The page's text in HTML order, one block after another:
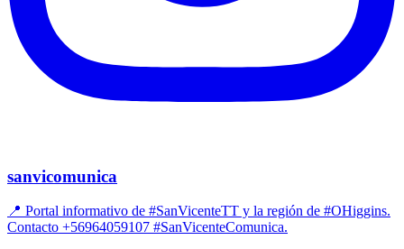
sanvicomunica
📍 Portal informativo de #SanVicenteTT y la región de #OHiggins.
Contacto +56964059107 #SanVicenteComunica.